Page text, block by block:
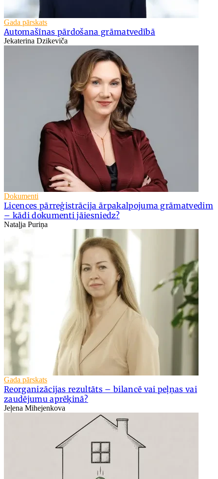
Gada pārskats
Automašīnas pārdošana grāmatvedībā
Jekaterina Dzikeviča
Dokumenti
Licences pārreģistrācija ārpakalpojuma grāmatvedim
– kādi dokumenti jāiesniedz?
Nataļja Puriņa
Gada pārskats
Reorganizācijas rezultāts – bilancē vai peļņas vai
zaudējumu aprēķinā?
Jeļena Mihejenkova